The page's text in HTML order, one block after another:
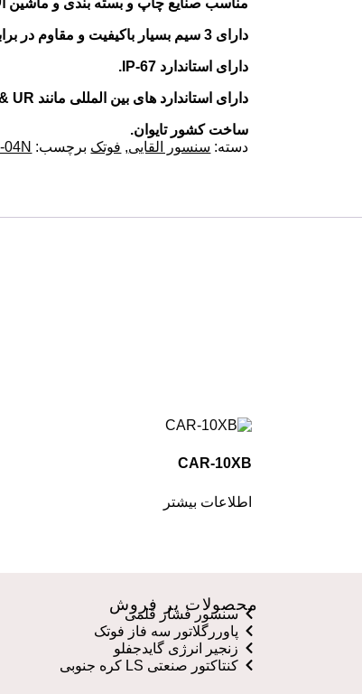
مناسب صنایع چاپ و بسته بندی و ماشین
دارای 3 سیم بسیار باکیفیت و مقاوم در برابر خورندگی روغن و محیط های صنعتی .
دارای استاندارد IP-67.
دارای استاندارد های بین المللی مانند CE & UR.
ساخت کشور تایوان.
دسته: سنسور القایی, فوتک برچسب: 04N
CAR-10XB
اطلاعات بیشتر
محصولات پر فروش
سنسور فشار قلمی
پاوررگلاتور سه فاز فوتک
زنجیر انرژی گایدجفلو
کنتاکتور صنعتی LS کره جنوبی